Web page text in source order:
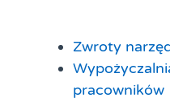
Zwroty
pracowników